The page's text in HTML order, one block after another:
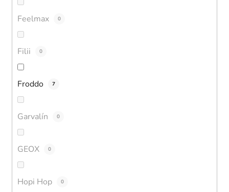
Feelmax 0
Filii 0
Froddo 7
Garvalín 0
GEOX 0
Hopi Hop 0